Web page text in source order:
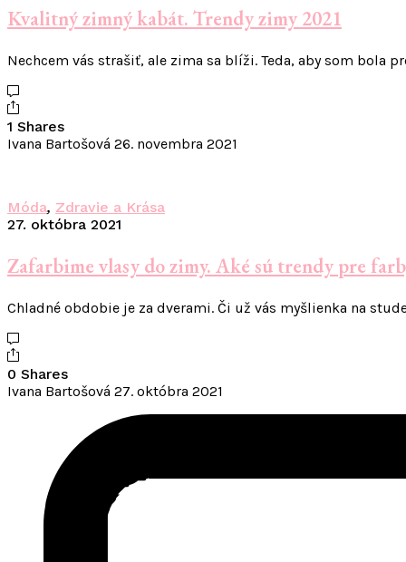
Kvalitný zimný kabát. Trendy zimy 2021
Nechcem vás strašiť, ale zima sa blíži. Teda, aby som bola
1 Shares
Ivana Bartošová 26. novembra 2021
Móda, Zdravie a Krása
27. októbra 2021
Zafarbime vlasy do zimy. Aké sú trendy pre
Chladné obdobie je za dverami. Či už vás myšlienka na
0 Shares
Ivana Bartošová 27. októbra 2021